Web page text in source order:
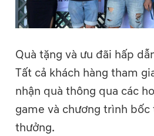
Quà tặng và ưu đãi hấp
Tất cả khách hàng tham
nhận quà thông qua các
game và chương trình
thưởng.